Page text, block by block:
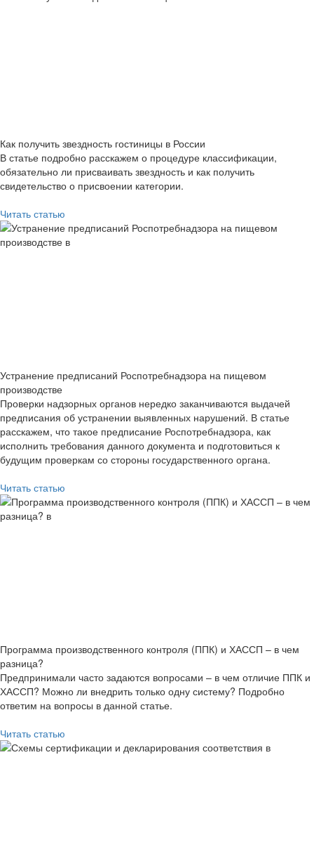
Как получить звездность гостиницы в России
В статье подробно расскажем о процедуре классификации,
обязательно ли присваивать звездность и как получить
свидетельство о присвоении категории.
Читать статью
Устранение предписаний Роспотребнадзора на пищевом
производстве
Проверки надзорных органов нередко заканчиваются выдачей
предписания об устранении выявленных нарушений. В статье
расскажем, что такое предписание Роспотребнадзора, как
исполнить требования данного документа и подготовиться к
будущим проверкам со стороны государственного органа.
Читать статью
Программа производственного контроля (ППК) и ХАССП – в чем
разница?
Предпринимали часто задаются вопросами – в чем отличие ППК и
ХАССП? Можно ли внедрить только одну систему? Подробно
ответим на вопросы в данной статье.
Читать статью